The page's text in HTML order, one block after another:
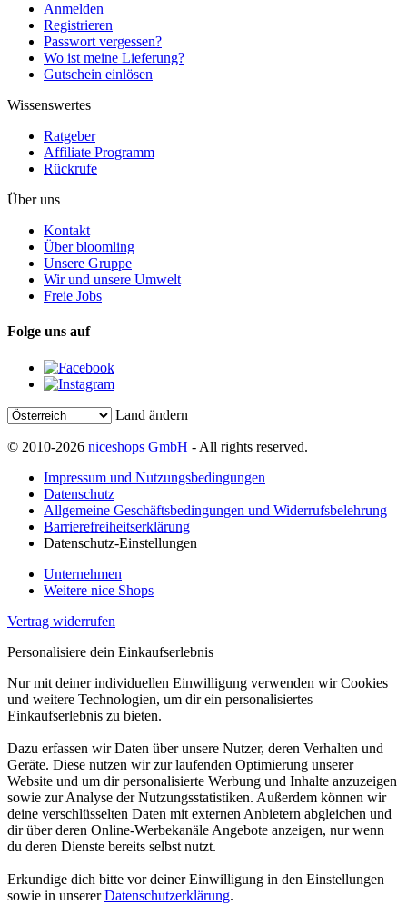
Anmelden
Registrieren
Passwort vergessen?
Wo ist meine Lieferung?
Gutschein einlösen
Wissenswertes
Ratgeber
Affiliate Programm
Rückrufe
Über uns
Kontakt
Über bloomling
Unsere Gruppe
Wir und unsere Umwelt
Freie Jobs
Folge uns auf
Land ändern
© 2010-2026 niceshops GmbH - All rights reserved.
Impressum und Nutzungsbedingungen
Datenschutz
Allgemeine Geschäftsbedingungen und Widerrufsbelehrung
Barrierefreiheitserklärung
Datenschutz-Einstellungen
Unternehmen
Weitere nice Shops
Vertrag widerrufen
Personalisiere dein Einkaufserlebnis
Nur mit deiner individuellen Einwilligung verwenden wir Cookies
und weitere Technologien, um dir ein personalisiertes
Einkaufserlebnis zu bieten.
Dazu erfassen wir Daten über unsere Nutzer, deren Verhalten und
Geräte. Diese nutzen wir zur laufenden Optimierung unserer
Website und um dir personalisierte Werbung und Inhalte anzuzeigen
sowie zur Analyse der Nutzungsstatistiken. Außerdem können wir
deine verschlüsselten Daten mit externen Anbietern abgleichen und
dir über deren Online-Werbekanäle Angebote anzeigen, nur wenn
du deren Dienste bereits selbst nutzt.
Erkundige dich bitte vor deiner Einwilligung in den Einstellungen
sowie in unsererDatenschutzerklärung.